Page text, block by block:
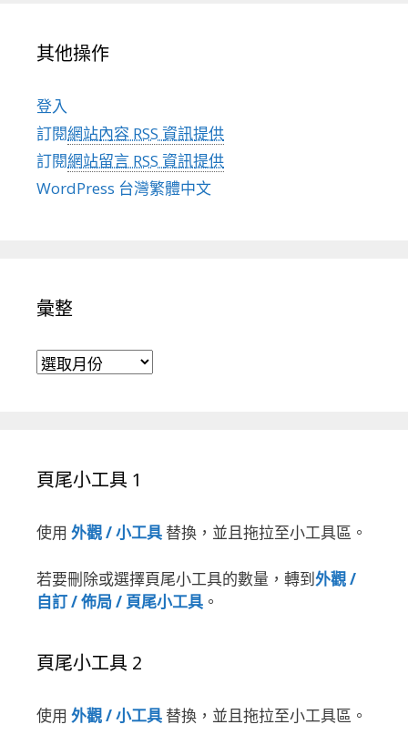
其他操作
登入
訂閱網站內容 RSS 資訊提供
訂閱網站留言 RSS 資訊提供
WordPress 台灣繁體中文
彙整
彙整
頁尾小工具 1
使用 外觀 / 小工具 替換，並且拖拉至小工具區。
若要刪除或選擇頁尾小工具的數量，轉到外觀 /
自訂 / 佈局 / 頁尾小工具 。
頁尾小工具 2
使用 外觀 / 小工具 替換，並且拖拉至小工具區。